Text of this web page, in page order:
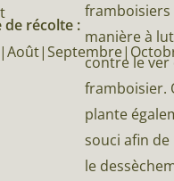
de récolte :
framboisiers
manière à
contre le ver
framboisier.
plante
souci afin
le